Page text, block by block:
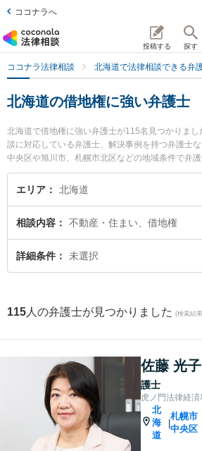
ココナラへ
投稿する 探す
ココナラ法律相談 北海道で法律相談できる弁
北海道の借地権に強い弁護士
北海道で借地権に強い弁護士が115名見つかりま
談に対応している弁護士、解決事例を持つ弁護士
中央区や旭川市、札幌市北区などの地域条件で弁
産・住まいに関係する立ち退き交渉や家賃交渉、
野での絞り込み検索もでき便利です。特に虎ノ門
います。『北海道で土日や夜間に発生した借地権
に相談したい』『借地権のトラブル解決の実績豊
い』『初回相談無料で借地権を法律相談できる北
エリア 北海道
相談内容 不動産・住まい、借地権
詳細条件 未選択
115 人の弁護士が見つかりました (検索結
佐藤 光子
護士
虎ノ門法律経
北
海
道
|
札幌市
中央区